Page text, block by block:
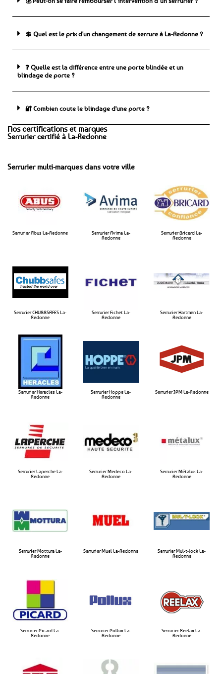
💲 Quel est le prix d'un changement de serrure à La-Redonne ?
❓ Quelle est la différence entre une porte blindée et un
blindage de porte ?
🔐 Combien coute le blindage d'une porte ?
Nos certifications et marques
Serrurier certifié à La-Redonne
Serrurier multi-marques dans votre ville
Serrurier Abus La-Redonne
Serrurier Avima La-
Redonne​
Serrurier Bricard La-
Redonne​
Serrurier CHUBBSAFES La-
Redonne​
Serrurier Fichet La-
Redonne​
Serrurier Hartmnn La-
Redonne​
Serrurier Heracles La-
Redonne​
Serrurier Hoppe La-
Redonne​
Serrurier JPM La-Redonne​
Serrurier Laperche La-
Redonne​
Serrurier Medeco La-
Redonne​
Serrurier Métalux La-
Redonne​
Serrurier Mottura La-
Redonne​
Serrurier Muel La-Redonne​
Serrurier Mul-t-lock La-
Redonne​
Serrurier Picard La-
Redonne
Serrurier Pollux La-
Redonne​
Serrurier Reelax La-
Redonne​